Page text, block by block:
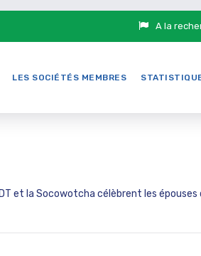
A la
LES SOCIÉTÉS MEMBRES
et la Socowotcha célèbrent les